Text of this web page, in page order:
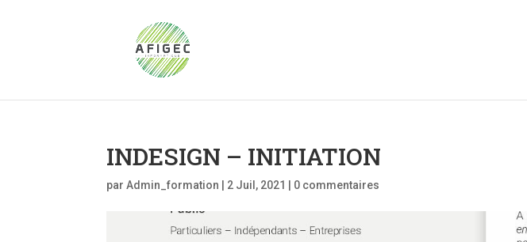
INDESIGN – INITIATION
parAdmin_formation 2 Juil, 2021 0 commentaires